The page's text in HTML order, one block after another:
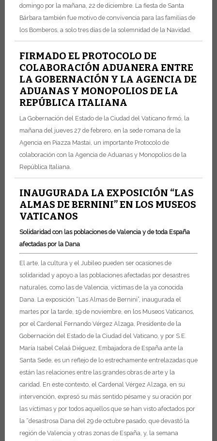
domingo por la mañana, 22 de diciembre. La fiesta de Santa
Bárbara también fue motivo de convivencia para las familias de
los Bomberos, a solo tres días de la solemnidad de la Navidad.
FIRMADO EL PROTOCOLO DE
COLABORACIÓN ADUANERA ENTRE
LA GOBERNACIÓN Y LA AGENCIA DE
ADUANAS Y MONOPOLIOS DE LA
REPÚBLICA ITALIANA
La Gobernación del Estado de la Ciudad del Vaticano firmó, la
mañana del jueves 27 de febrero, en la sede romana de la
Agencia en Piazza Mastai, un importante Protocolo de
colaboración con la Agencia de Aduanas y Monopolios de la
República Italiana.
INAUGURADA LA EXPOSICIÓN “LAS
ALMAS DE BERNINI” EN LOS MUSEOS
VATICANOS
Solidaridad con las poblaciones de Valencia y de toda España
afectadas por la Dana
El arte, la cultura y el Jubileo pueden ser ocasiones de
solidaridad y apoyo a las poblaciones afectadas por desastres
naturales, como las de Valencia, víctimas de la ya conocida
Dana. La exposición “Las Almas de Bernini”, inaugurada el
martes por la tarde, 19 de noviembre, en los Museos Vaticanos,
por el Cardenal Fernando Vérgez Alzaga, Presidente de la
Gobernación del Estado de la Ciudad del Vaticano, y por S.E.
María Isabel Celaá Diéguez, Embajadora de España ante la
Santa Sede, es un reflejo de lo estrechamente entrelazadas que
están las relaciones entre las grandes obras de arte y la
caridad. En este contexto, el Cardenal Vérgez Alzaga, en su
intervención, expresó su más sentido pésame y su oración por
las víctimas y por todos aquellos que se han visto afectados por
la “desastrosa Dana del 29 de octubre pasado, que devastó la
región de Valencia y otras zonas de España, y, la semana